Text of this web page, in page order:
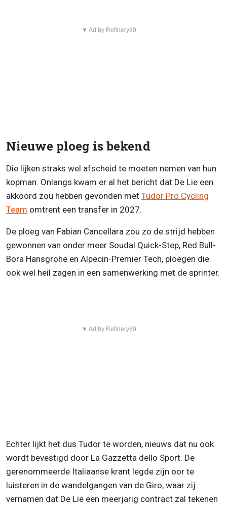
▼ Ad by Refinery89
Nieuwe ploeg is bekend
Die lijken straks wel afscheid te moeten nemen van hun
kopman. Onlangs kwam er al het bericht dat De Lie een
akkoord zou hebben gevonden met Tudor Pro Cycling
Team omtrent een transfer in 2027.
De ploeg van Fabian Cancellara zou zo de strijd hebben
gewonnen van onder meer Soudal Quick-Step, Red Bull-
Bora Hansgrohe en Alpecin-Premier Tech, ploegen die
ook wel heil zagen in een samenwerking met de sprinter.
▼ Ad by Refinery89
Echter lijkt het dus Tudor te worden, nieuws dat nu ook
wordt bevestigd door La Gazzetta dello Sport. De
gerenommeerde Italiaanse krant legde zijn oor te
luisteren in de wandelgangen van de Giro, waar zij
vernamen dat De Lie een meerjarig contract zal tekenen